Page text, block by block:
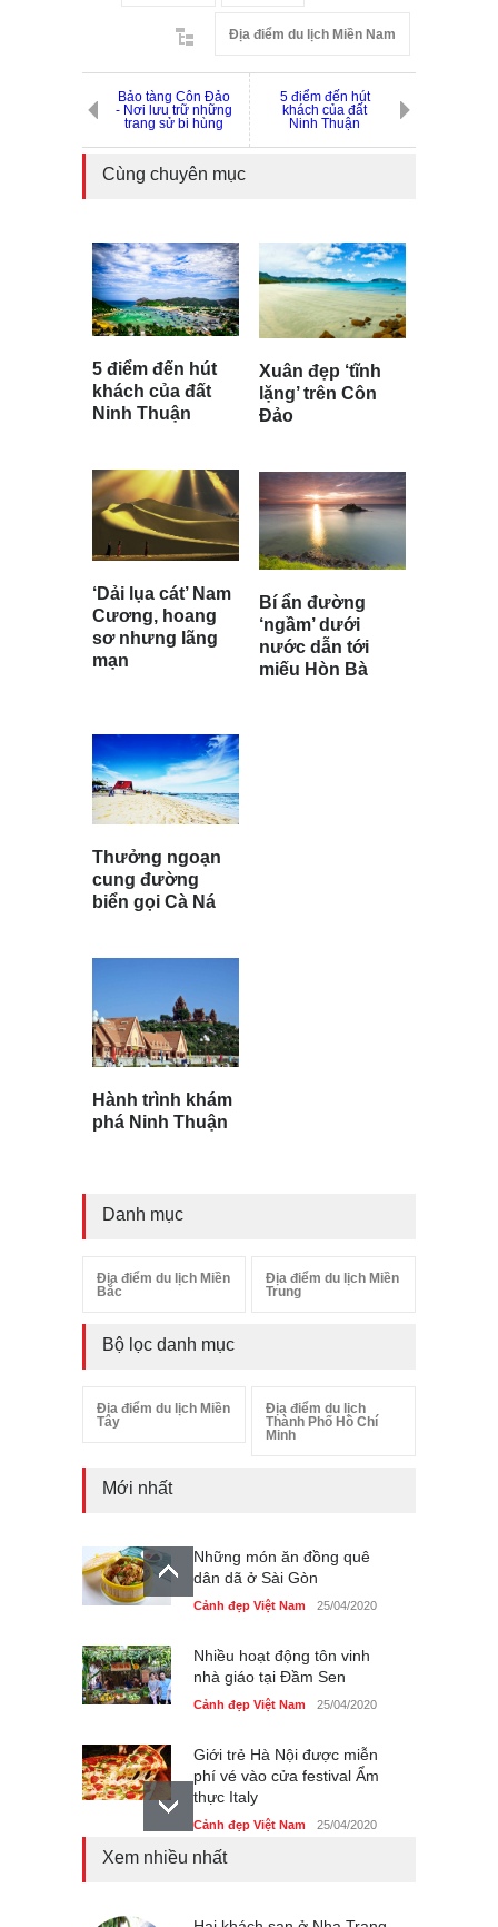
Địa điểm du lịch Miền Nam
Bảo tàng Côn Đảo
- Nơi lưu trữ những
trang sử bi hùng
5 điểm đến hút
khách của đất
Ninh Thuận
Cùng chuyên mục
5 điểm đến hút
khách của đất
Ninh Thuận
‘Dải lụa cát’ Nam
Cương, hoang
sơ nhưng lãng
mạn
Xuân đẹp ‘tĩnh
lặng’ trên Côn
Đảo
Bí ẩn đường
‘ngầm’ dưới
nước dẫn tới
miếu Hòn Bà
Thưởng ngoạn
cung đường
biển gọi Cà Ná
Hành trình khám
phá Ninh Thuận
Danh mục
Địa điểm du lịch Miền
Bắc
Địa điểm du lịch Miền
Trung
Bộ lọc danh mục
Địa điểm du lịch Miền
Tây
Địa điểm du lịch
Thành Phố Hồ Chí
Minh
Mới nhất
Những món ăn đồng quê
dân dã ở Sài Gòn
Cảnh đẹp Việt Nam 25/04/2020
Nhiều hoạt động tôn vinh
nhà giáo tại Đầm Sen
Cảnh đẹp Việt Nam 25/04/2020
Giới trẻ Hà Nội được miễn
phí vé vào cửa festival Ẩm
thực Italy
Cảnh đẹp Việt Nam 25/04/2020
Cảnh đẹp Việt Nam 25/04/2020
Xem nhiều nhất